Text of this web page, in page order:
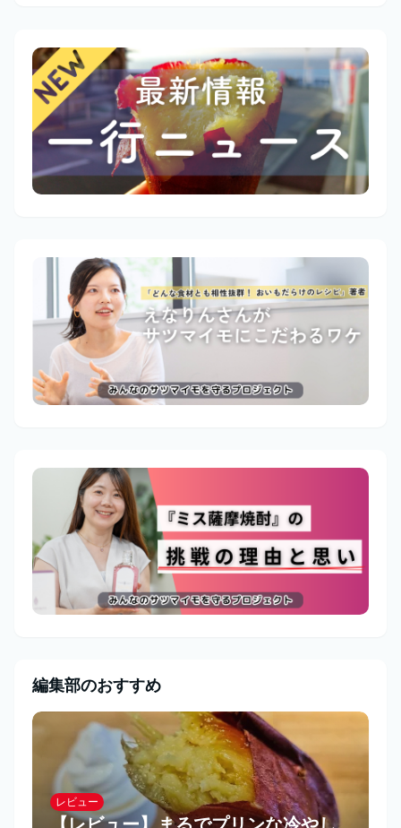
編集部のおすすめ
レビュー